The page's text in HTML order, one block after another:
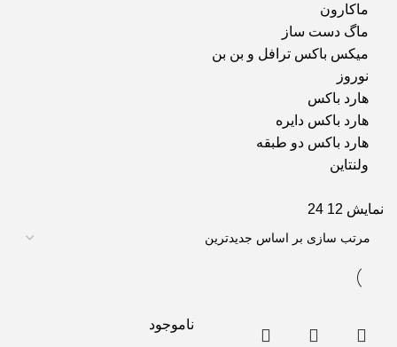
ماکارون
ماگ دست ساز
میکس باکس ترافل و بن بن
نوروز
هارد باکس
هارد باکس دایره
هارد باکس دو طبقه
ولنتاین
نمایش 12
24
ناموجود